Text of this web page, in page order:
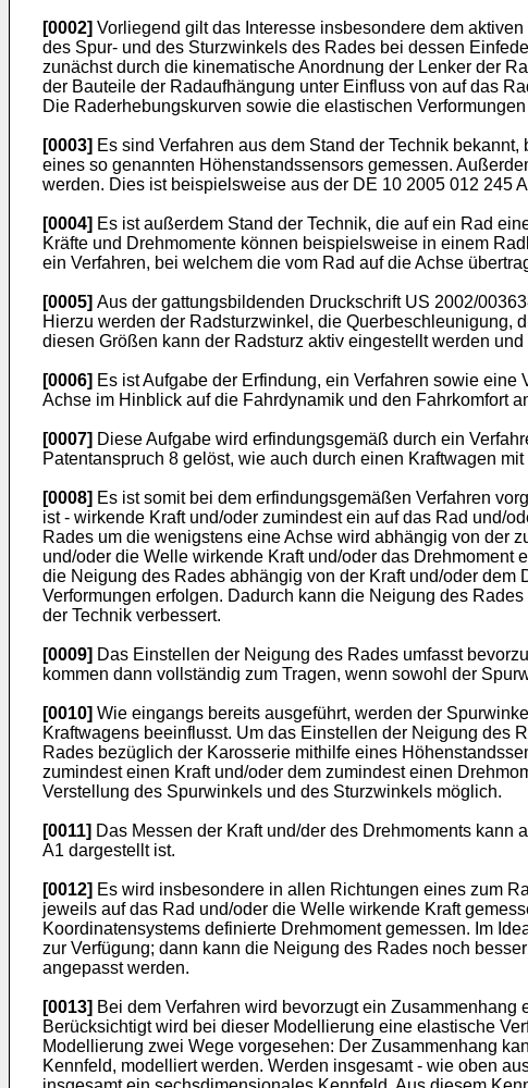
[0002] Vorliegend gilt das Interesse insbesondere dem
des Spur- und des Sturzwinkels des Rades bei dessen
zunächst durch die kinematische Anordnung der Lenker der
der Bauteile der Radaufhängung unter Einfluss von auf das
Die Raderhebungskurven sowie die elastischen
[0003] Es sind Verfahren aus dem Stand der Technik
eines so genannten Höhenstandssensors gemessen.
werden. Dies ist beispielsweise aus der DE 10 2005 012 245
[0004] Es ist außerdem Stand der Technik, die auf ein Rad
Kräfte und Drehmomente können beispielsweise in einem
ein Verfahren, bei welchem die vom Rad auf die Achse
[0005] Aus der gattungsbildenden Druckschrift US 2002/
Hierzu werden der Radsturzwinkel, die Querbeschleunigung,
diesen Größen kann der Radsturz aktiv eingestellt werden
[0006] Es ist Aufgabe der Erfindung, ein Verfahren sowie
Achse im Hinblick auf die Fahrdynamik und den Fahrkomfort
[0007] Diese Aufgabe wird erfindungsgemäß durch ein
Patentanspruch 8 gelöst, wie auch durch einen Kraftwagen
[0008] Es ist somit bei dem erfindungsgemäßen Verfahren
ist - wirkende Kraft und/oder zumindest ein auf das Rad und/
Rades um die wenigstens eine Achse wird abhängig von der
und/oder die Welle wirkende Kraft und/oder das
die Neigung des Rades abhängig von der Kraft und/oder
Verformungen erfolgen. Dadurch kann die Neigung des
der Technik verbessert.
[0009] Das Einstellen der Neigung des Rades umfasst
kommen dann vollständig zum Tragen, wenn sowohl der
[0010] Wie eingangs bereits ausgeführt, werden der
Kraftwagens beeinflusst. Um das Einstellen der Neigung des
Rades bezüglich der Karosserie mithilfe eines
zumindest einen Kraft und/oder dem zumindest einen
Verstellung des Spurwinkels und des Sturzwinkels möglich.
[0011] Das Messen der Kraft und/der des Drehmoments
A1 dargestellt ist.
[0012] Es wird insbesondere in allen Richtungen eines zum
jeweils auf das Rad und/oder die Welle wirkende Kraft
Koordinatensystems definierte Drehmoment gemessen. Im
zur Verfügung; dann kann die Neigung des Rades noch
angepasst werden.
[0013] Bei dem Verfahren wird bevorzugt ein
Berücksichtigt wird bei dieser Modellierung eine elastische
Modellierung zwei Wege vorgesehen: Der Zusammenhang
Kennfeld, modelliert werden. Werden insgesamt - wie oben